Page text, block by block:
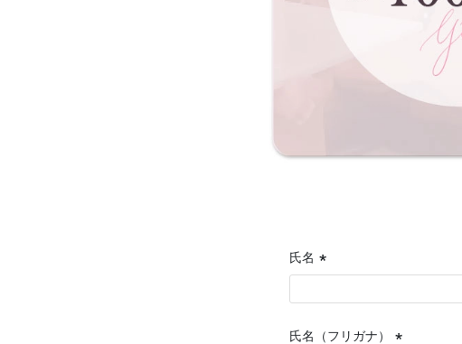
氏名
(必
須)
氏名（フリガナ）